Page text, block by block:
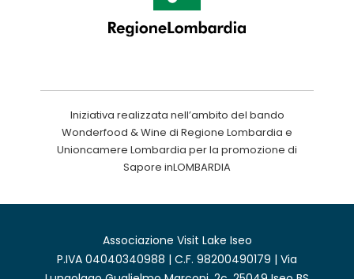
Iniziativa realizzata nell’ambito del bando
Wonderfood & Wine di Regione Lombardia e
Unioncamere Lombardia per la promozione di
Sapore inLOMBARDIA
Associazione Visit Lake Iseo
P.IVA 04040340988 | C.F. 98200490179 | Via